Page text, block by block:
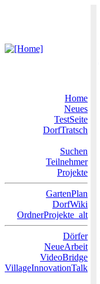
Home
Neues
TestSeite
DorfTratsch
Suchen
Teilnehmer
Projekte
GartenPlan
DorfWiki
OrdnerProjekte_alt
Dörfer
NeueArbeit
VideoBridge
VillageInnovationTalk